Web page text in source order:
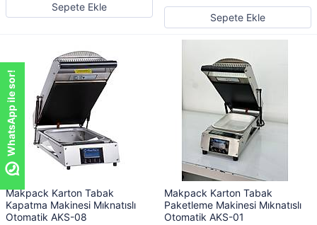
Sepete Ekle
Sepete Ekle
Makpack Karton Tabak
Kapatma Makinesi Mıknatıslı
Otomatik AKS-08
Makpack Karton Tabak
Paketleme Makinesi Mıknatıslı
Otomatik AKS-01
WhatsApp ile sor!